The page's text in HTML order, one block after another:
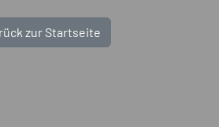
zur Startseite